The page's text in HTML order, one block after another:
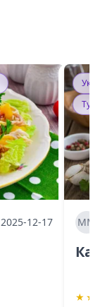
2025-12-17 ММ
★ ★